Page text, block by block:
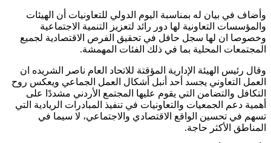
وأضاف في بيان له بمناسبة اليوم الدولي للتعاونيات أن الهيئات
والمؤسسات التعاونية لها دور رائد لتعزيز التنمية الاجتماعية
وخصوصا ان لها سجل حافل في تحقيق الفرص الاقتصادية لجميع
المجتمعات المحلية بما في ذلك الفئات المهمشة.
وقال رئيس الهيئة الإدارية المؤقتة للاتحاد العام ناصر الشريده ان
العمل التعاوني يجسد أحد أنبل أشكال العمل الجماعي ويعكس روح
التكافل والتضامن التي يقوم عليها المجتمع الأردني مشددًا على
أهمية دعم الجمعيات والتعاونيات في تنفيذ المبادرات الريادية التي
تسهم في تحسين الواقع الاقتصادي والاجتماعي، لا سيما في
المناطق الأكثر حاجة.